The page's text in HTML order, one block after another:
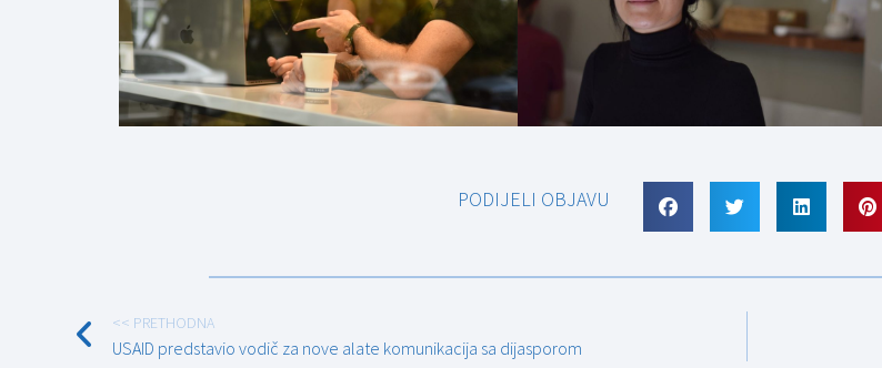
PODIJELI OBJAVU
<< PRETHODNA
USAID predstavio vodič za nove alate komunikacija sa dijasporom